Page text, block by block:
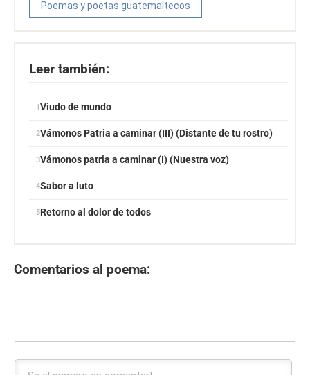
Poemas y poetas guatemaltecos
Leer también:
Viudo de mundo
Vámonos Patria a caminar (III) (Distante de tu rostro)
Vámonos patria a caminar (I) (Nuestra voz)
Sabor a luto
Retorno al dolor de todos
Comentarios al poema: